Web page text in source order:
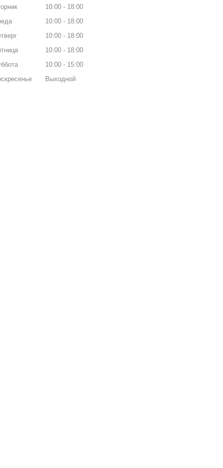
10:00
18:00
10:00
18:00
10:00
18:00
10:00
18:00
10:00
15:00
Выходной